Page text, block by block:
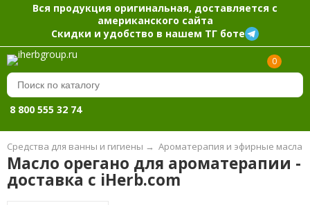
Вся продукция оригинальная, доставляется с
американского сайта
Скидки и удобство в нашем ТГ боте
0
8 800 555 32 74
Средства для ванны и гигиены → Ароматерапия и эфирные масла
Масло орегано для ароматерапии -
доставка с iHerb.com